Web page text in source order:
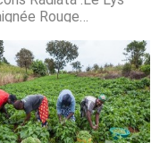
saveuRouge